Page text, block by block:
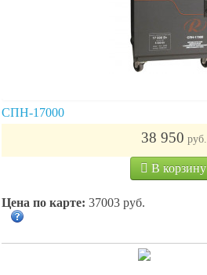
СПН-17000
38 950 руб.
В корзину
Цена по карте: 37003 руб.